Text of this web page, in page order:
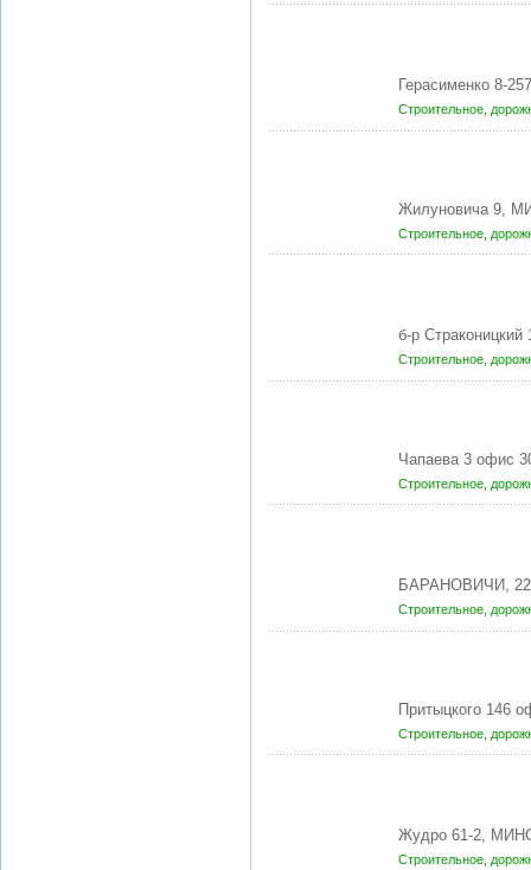
Герасименко 8-
Строительное,
Жилуновича 9,
Строительное,
б-р
Строительное,
Чапаева 3 офис
Строительное,
БАРАНОВИЧИ,
Строительное,
Притыцкого 146
Строительное,
Жудро 61-2,
Строительное,